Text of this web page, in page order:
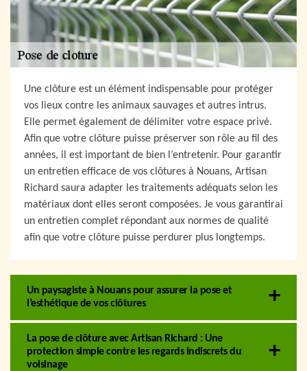
Une clôture est un élément indispensable pour protéger
vos lieux contre les animaux sauvages et autres intrus.
Elle permet également de délimiter votre espace privé.
Afin que votre clôture puisse préserver son rôle au fil des
années, il est important de bien l’entretenir. Pour garantir
un entretien efficace de vos clôtures à Nouans, Artisan
Richard saura adapter les traitements adéquats selon les
matériaux dont elles seront composées. Je vous garantirai
un entretien complet répondant aux normes de qualité
afin que votre clôture puisse perdurer plus longtemps.
Un paysagiste à Nouans pour assurer la pose et
l’esthétique de vos clôtures
La pose de clôture avec Artisan Richard : Une
protection simple contre les regards indiscrets du
voisinage